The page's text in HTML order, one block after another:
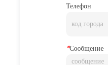
Телефон
*Сообщение